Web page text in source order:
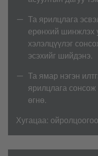
Та ярилцлага
ерөнхий шинжлэх
хэлэлцүүлэг
эсэхийг шийдэнэ.
Та ямар нэгэн
ярилцлага
өгнө.
Хугацаа: